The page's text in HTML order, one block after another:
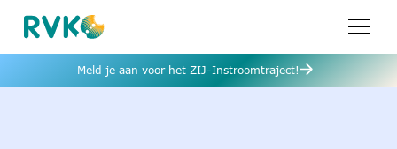
Meld je aan voor het ZIJ-Instroomtraject!